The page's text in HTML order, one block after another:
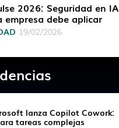
2026: Seguridad en IA
empresa debe aplicar
19/02/2026
lanza Copilot Cowork:
tareas complejas